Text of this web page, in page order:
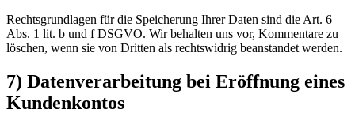
Rechtsgrundlagen für die Speicherung Ihrer Daten sind die Art. 6
Abs. 1 lit. b und f DSGVO. Wir behalten uns vor, Kommentare zu
löschen, wenn sie von Dritten als rechtswidrig beanstandet werden.
7) Datenverarbeitung bei Eröffnung eines
Kundenkontos